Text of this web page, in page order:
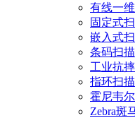
有线一
固定式
嵌入式
条码扫
工业抗
指环扫
霍尼韦
Zebra斑